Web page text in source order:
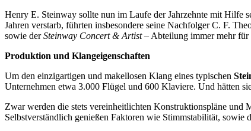
Henry E. Steinway sollte nun im Laufe der Jahrzehnte mit Hilfe
Jahren verstarb, führten insbesondere seine Nachfolger C. F.
sowie derSteinway Concert & Artist– Abteilung immer mehr für
Produktion und Klangeigenschaften
Um den einzigartigen und makellosen Klang eines typischen
Unternehmen etwa 3.000 Flügel und 600 Klaviere. Und hätten
Zwar werden die stets vereinheitlichten Konstruktionspläne und
Selbstverständlich genießen Faktoren wie Stimmstabilität,